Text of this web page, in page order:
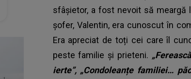
sfâșietor, a fost nevoit să meargă
șofer, Valentin, era cunoscut în
Era apreciat de toți cei care îl
peste familie și prieteni.
ierte”, „Condoleanțe familiei…